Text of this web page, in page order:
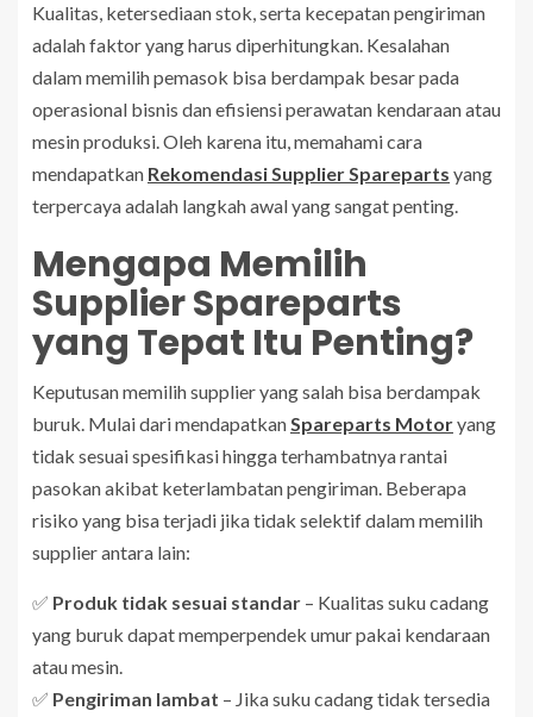
Kualitas, ketersediaan stok, serta kecepatan pengiriman
adalah faktor yang harus diperhitungkan. Kesalahan
dalam memilih pemasok bisa berdampak besar pada
operasional bisnis dan efisiensi perawatan kendaraan atau
mesin produksi. Oleh karena itu, memahami cara
mendapatkan Rekomendasi Supplier Spareparts yang
terpercaya adalah langkah awal yang sangat penting.
Mengapa Memilih
Supplier Spareparts
yang Tepat Itu Penting?
Keputusan memilih supplier yang salah bisa berdampak
buruk. Mulai dari mendapatkanSpareparts Motoryang
tidak sesuai spesifikasi hingga terhambatnya rantai
pasokan akibat keterlambatan pengiriman. Beberapa
risiko yang bisa terjadi jika tidak selektif dalam memilih
supplier antara lain:
✅ Produk tidak sesuai standar – Kualitas suku cadang
yang buruk dapat memperpendek umur pakai kendaraan
atau mesin.
✅ Pengiriman lambat – Jika suku cadang tidak tersedia